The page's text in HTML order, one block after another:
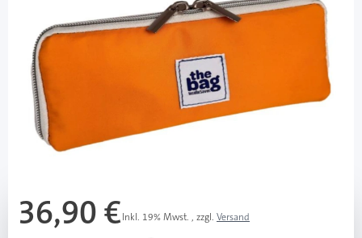
InsulinSaver "THE BAG" 2. Gen. -
selbstkühlende Insulintasche / 1 Stück
Diashop.de Kat.-Nr.
sofort verfügbar
Lieferzeit 1-3 Werktage
Mehr über das Produkt
36,90 €Inkl. 19% Mwst. , zzgl. Versand